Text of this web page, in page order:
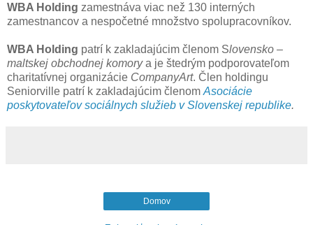
WBA Holding zamestnáva viac než 130 interných
zamestnancov a nespočetné množstvo spolupracovníkov.
WBA Holding patrí k zakladajúcim členom Slovensko –
maltskej obchodnej komorya je štedrým podporovateľom
charitatívnej organizácie CompanyArt. Člen holdingu
Seniorville patrí k zakladajúcim členom Asociácie
poskytovateľov sociálnych služieb v Slovenskej republike.
Domov